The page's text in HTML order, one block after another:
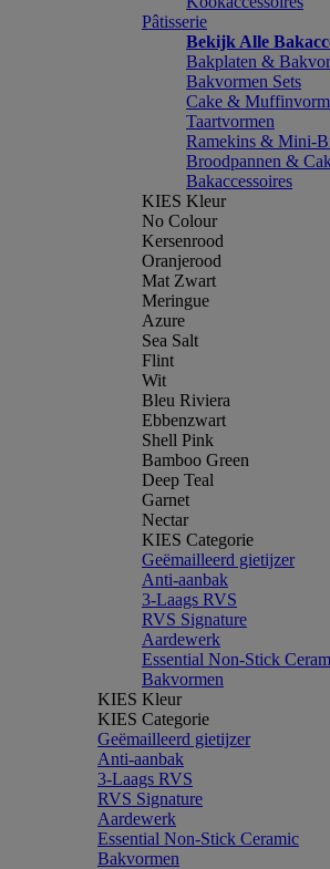
Pâtisserie
Bekijk Alle
Bakplaten &
Bakvormen Sets
Cake &
Taartvormen
Ramekins & Mini-
Broodpannen &
Bakaccessoires
KIES Kleur
No Colour
Kersenrood
Oranjerood
Mat Zwart
Meringue
Azure
Sea Salt
Flint
Wit
Bleu Riviera
Ebbenzwart
Shell Pink
Bamboo Green
Deep Teal
Garnet
Nectar
KIES Categorie
Geëmailleerd gietijzer
Anti-aanbak
3-Laags RVS
RVS Signature
Aardewerk
Essential Non-Stick
Bakvormen
KIES Kleur
KIES Categorie
Geëmailleerd gietijzer
Anti-aanbak
3-Laags RVS
RVS Signature
Aardewerk
Essential Non-Stick Ceramic
Bakvormen